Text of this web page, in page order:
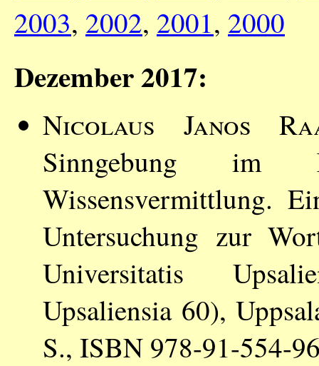
2003, 2002, 2001, 2000
Dezember 2017:
Nicolaus Janos
Sinngebung im
Wissensvermittlung.
Untersuchung zur
Universitatis
Upsaliensia 60),
S., ISBN 978-91-554-